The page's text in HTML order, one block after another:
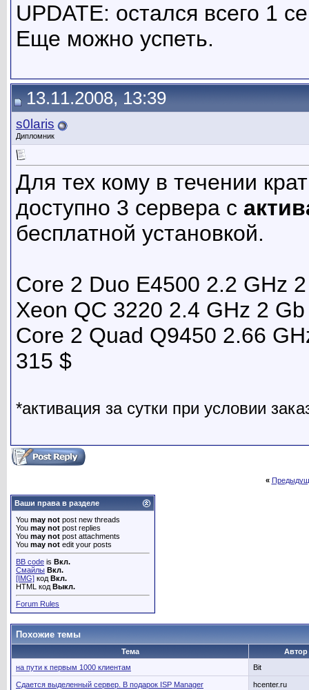
UPDATE: остался всего 1
Еще можно успеть.
13.11.2008, 13:39
s0laris
Дипломник
Для тех кому в течении
доступно 3 сервера с
бесплатной установкой.
Core 2 Duo E4500 2.2 GHz
Xeon QC 3220 2.4 GHz 2
Core 2 Quad Q9450 2.66
315 $
*активация за сутки при условии
«
Ваши права в разделе
You may not post new threads
You may not post replies
You may not post attachments
You may not edit your posts
BB code is Вкл.
Смайлы Вкл.
[IMG] код Вкл.
HTML код Выкл.
Forum Rules
Похожие темы
Тема
Автор
на пути к первым 1000 клиентам
Bit
Сдается выделенный сервер. В подарок ISP Manager hcenter.ru